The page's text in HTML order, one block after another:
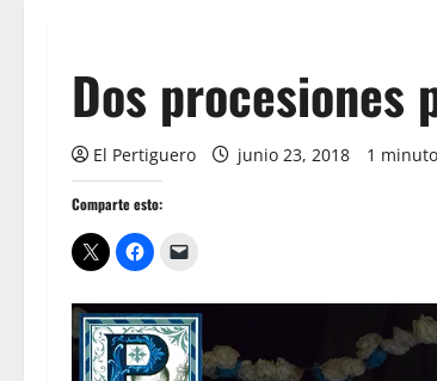
Dos procesiones
El Pertiguero junio 23, 2018 1
Comparte esto: